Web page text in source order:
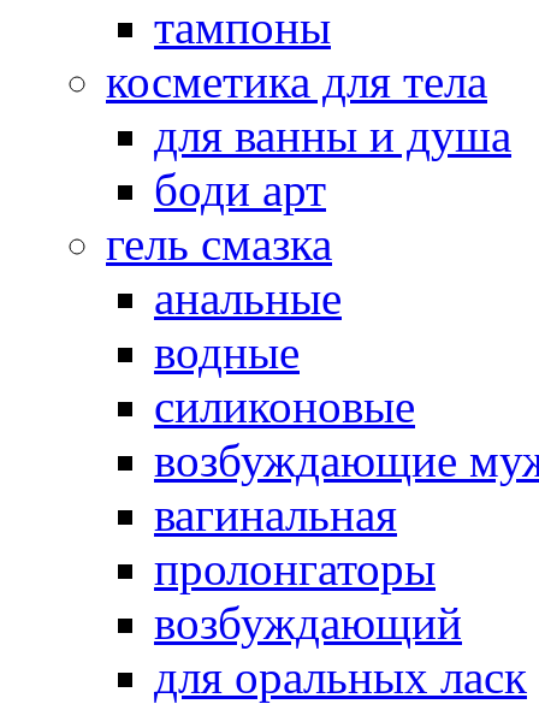
тампоны
косметика для тела
для ванны и душа
боди арт
гель смазка
анальные
водные
силиконовые
возбуждающие
вагинальная
пролонгаторы
возбуждающий
для оральных ласк